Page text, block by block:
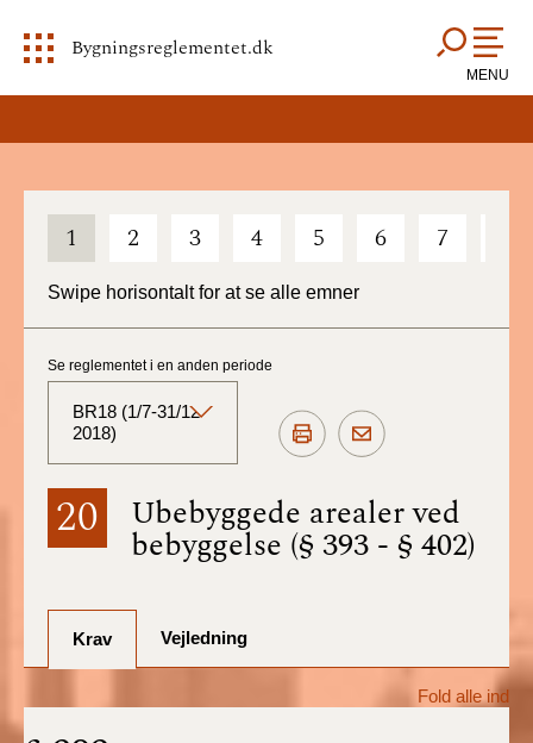
Bygningsreglementet.dk
MENU
1 2 3 4 5 6 7
Swipe horisontalt for at se alle emner
20 Ubebyggede arealer ved
bebyggelse (§ 393 - § 402)
Se reglementet i en anden periode
BR18 (1/7-31/12
2018)
BR18 (Aktuelt)
BR18 (1/7-31/12
BR18 (1/1-30/6
Krav Vejledning
Fold alle ind